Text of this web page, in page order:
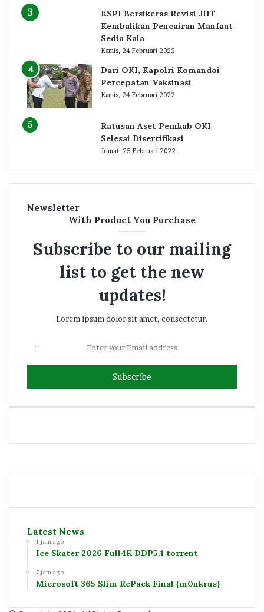
KSPI Bersikeras Revisi JHT
Kembalikan Pencairan Manfaat
Sedia Kala
Kamis, 24 Februari 2022
Dari OKI, Kapolri Komandoi
Percepatan Vaksinasi
Kamis, 24 Februari 2022
Ratusan Aset Pemkab OKI
Selesai Disertifikasi
Jumat, 25 Februari 2022
Newsletter
With Product You Purchase
Subscribe to our mailing
list to get the new
updates!
Lorem ipsum dolor sit amet, consectetur.
your
Email
Latest News
1 jam ago
Ice Skater 2026 Full4K DDP5.1 torrent
7 jam ago
Microsoft 365 Slim RePack Final {m0nkrus}